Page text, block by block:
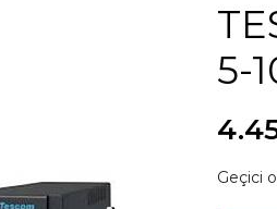
5-
Geçici